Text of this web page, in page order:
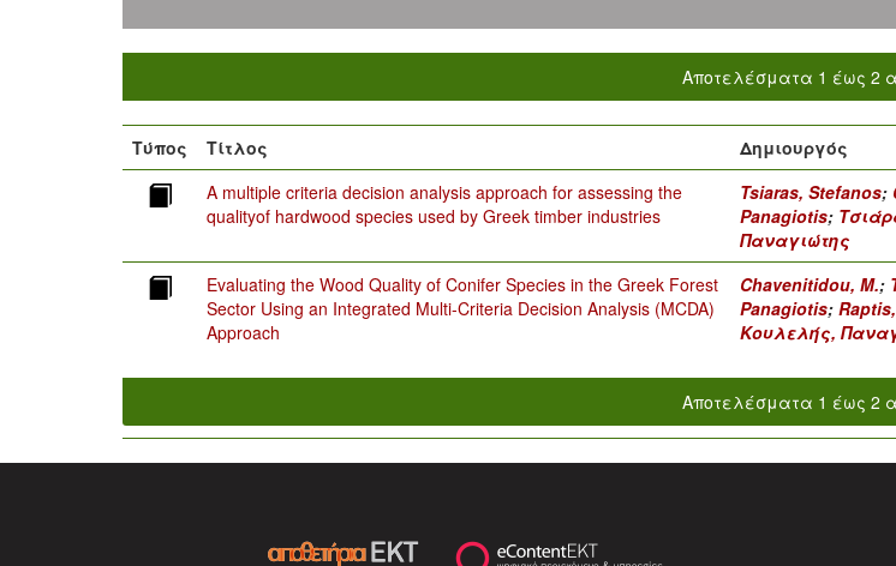
Αποτελέσματα 1 έως 2
Τύπος Τίτλος Δημιουργός
A multiple criteria decision analysis approach for assessing the
qualityof hardwood species used by Greek timber industries
Tsiaras, Stefanos;
Panagiotis;
Παναγιώτης
Evaluating the Wood Quality of Conifer Species in the Greek Forest
Sector Using an Integrated Multi-Criteria Decision Analysis (MCDA)
Approach
Chavenitidou, M.;
Panagiotis;
Κουλελής,
Αποτελέσματα 1 έως 2